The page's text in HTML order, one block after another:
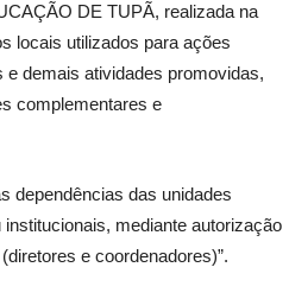
DE TUPÃ, realizada na
locais utilizados para ações
demais atividades promovidas,
complementares e
dependências das unidades
mediante autorização
e coordenadores)”.